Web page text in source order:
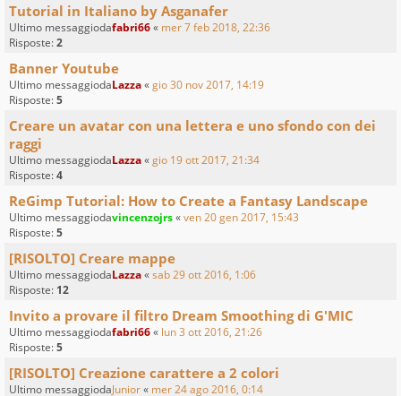
Tutorial in Italiano by Asganafer
Ultimo messaggiodafabri66« mer 7 feb 2018, 22:36
Risposte:2
Banner Youtube
Ultimo messaggiodaLazza«gio 30 nov 2017, 14:19
Risposte:5
Creare un avatar con una lettera e uno sfondo con dei
raggi
Ultimo messaggiodaLazza«gio 19 ott 2017, 21:34
Risposte:4
ReGimp Tutorial: How to Create a Fantasy Landscape
Ultimo messaggiodavincenzojrs«ven 20 gen 2017, 15:43
Risposte:5
[RISOLTO] Creare mappe
Ultimo messaggiodaLazza«sab 29 ott 2016, 1:06
Risposte: 12
Invito a provare il filtro Dream Smoothing di G'MIC
Ultimo messaggiodafabri66« lun 3 ott 2016, 21:26
Risposte:5
[RISOLTO] Creazione carattere a 2 colori
Ultimo messaggiodaJunior« mer 24 ago 2016, 0:14